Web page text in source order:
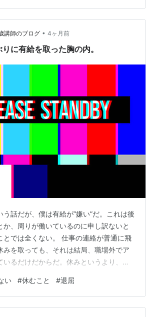
ることがあります。 「今日も何もしてい
にも立っていない」 「普通の人みたい
なきゃいけないん…
講師のブログ • 4ヶ月前
に有給を取った胸の内。
う話だが、僕は有給が”嫌い”だ。これは後
か、周りが働いているのに申し訳ないと
とでは全くない。 仕事の連絡が普通に飛
みを取っても、それは結局、職場外でア
いるだけだからだ。休みというより、ス
より僕が休みを取るために、顧客に対し
要なこともあるので、本末転倒が過ぎ
回りで取れる時期も、僕は無視して普通
い #休むこと #退屈